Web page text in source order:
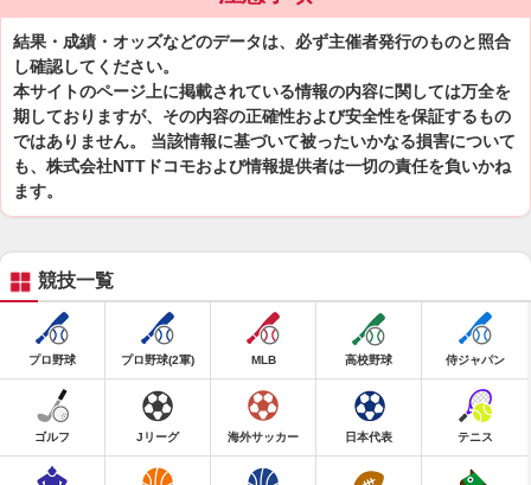
結果・成績・オッズなどのデータは、必ず主催者発行のものと照合
し確認してください。
本サイトのページ上に掲載されている情報の内容に関しては万全を
期しておりますが、その内容の正確性および安全性を保証するもの
ではありません。 当該情報に基づいて被ったいかなる損害について
も、株式会社NTTドコモおよび情報提供者は一切の責任を負いかね
ます。
競技一覧
プロ野球 プロ野球(2軍) MLB 高校野球 侍ジャパン
ゴルフ Jリーグ 海外サッカー 日本代表 テニス